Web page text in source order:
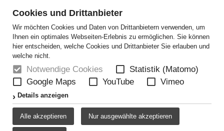
Cookies und Drittanbieter
Wir möchten Cookies und Daten von Drittanbietern verwenden, um
Ihnen ein optimales Webseiten-Erlebnis zu ermöglichen. Sie können
hier entscheiden, welche Cookies und Drittanbieter Sie erlauben und
welche nicht.
Notwendige Cookies
Statistik (Matomo)
Google Maps
YouTube Vimeo
Details anzeigen
Alle akzeptieren Nur ausgewählte akzeptieren
akzeptiert.
Absenden
HOME
KONTAKT
AGB
DATENSCHUTZ
DISCLAIMER
IMPRESSUM